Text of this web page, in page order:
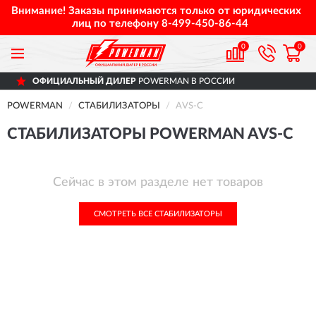
Внимание! Заказы принимаются только от юридических
лиц по телефону 8-499-450-86-44
0 0
ОФИЦИАЛЬНЫЙ ДИЛЕР POWERMAN В РОССИИ
POWERMAN СТАБИЛИЗАТОРЫ AVS-C
СТАБИЛИЗАТОРЫ POWERMAN AVS-C
Сейчас в этом разделе нет товаров
СМОТРЕТЬ ВСЕ СТАБИЛИЗАТОРЫ